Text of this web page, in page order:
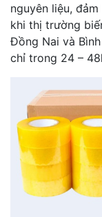
nguyên liệu,
khi thị trường
Đồng Nai và
chỉ trong 24 –